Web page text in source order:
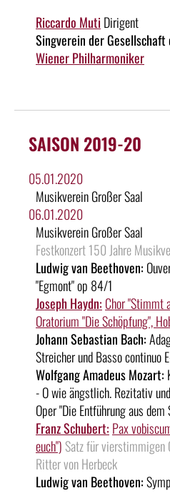
Riccardo Muti Dirigent
Singverein der
Wiener Philharmoniker
SAISON 2019-20
05.01.2020
Musikverein Großer Saal
06.01.2020
Musikverein Großer Saal
Festkonzert 150 Jahre
Ludwig van Beethoven:
"Egmont" op 84/1
Joseph Haydn: Chor "Stimmt
Oratorium "Die Schöpfung",
Johann Sebastian Bach:
Streicher und Basso continuo
Wolfgang Amadeus Mozart:
- O wie ängstlich. Rezitativ
Oper "Die Entführung aus
Franz Schubert: Pax
euch") Satz für vierstimmigen
Ritter von Herbeck
Ludwig van Beethoven: